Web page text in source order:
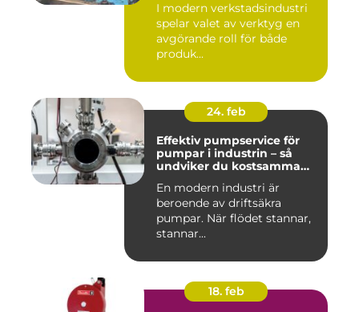
I modern verkstadsindustri
spelar valet av verktyg en
avgörande roll för både
produk...
24. feb
Effektiv pumpservice för
pumpar i industrin – så
undviker du kostsamma
En modern industri är
beroende av driftsäkra
pumpar. När flödet stannar,
stannar...
18. feb